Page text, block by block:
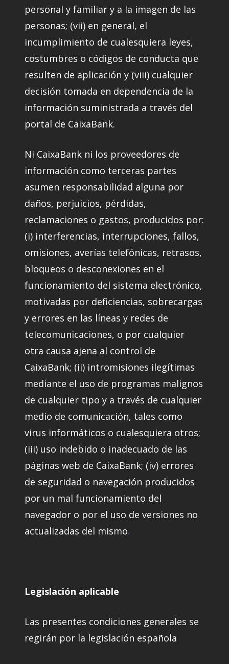
personal y familiar y a la imagen de las
personas; (vii) en general, el
incumplimiento de cualesquiera leyes,
costumbres o códigos de conducta que
resulten de aplicación y (viii) cualquier
decisión tomada en dependencia de la
información suministrada a través del
portal de CaixaBank.
Ni CaixaBank ni los proveedores de
información como terceras partes
asumen responsabilidad alguna por
daños, perjuicios, pérdidas,
reclamaciones o gastos, producidos por:
(i) interferencias, interrupciones, fallos,
omisiones, averías telefónicas, retrasos,
bloqueos o desconexiones en el
funcionamiento del sistema electrónico,
motivadas por deficiencias, sobrecargas
y errores en las líneas y redes de
telecomunicaciones, o por cualquier
otra causa ajena al control de
CaixaBank; (ii) intromisiones ilegítimas
mediante el uso de programas malignos
de cualquier tipo y a través de cualquier
medio de comunicación, tales como
virus informáticos o cualesquiera otros;
(iii) uso indebido o inadecuado de las
páginas web de CaixaBank; (iv) errores
de seguridad o navegación producidos
por un mal funcionamiento del
navegador o por el uso de versiones no
actualizadas del mismo.
Legislación aplicable
Las presentes condiciones generales se
regirán por la legislación española